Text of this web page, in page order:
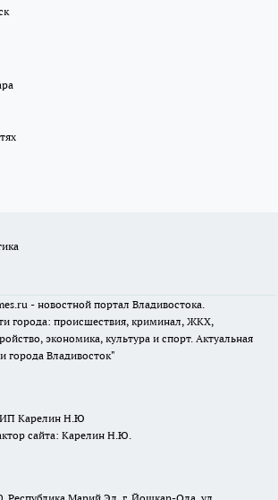
- новостной портал Владивостока.
города: происшествия, криминал, ЖКХ,
экономика, культура и спорт. Актуальная
Владивосток"
ИП Карелин Н.Ю
сайта: Карелин Н.Ю.